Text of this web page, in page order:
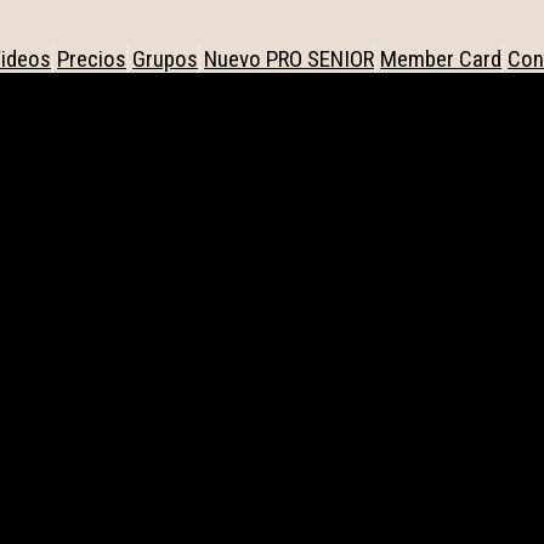
Precios Grupos Nuevo PRO SENIOR Member Card